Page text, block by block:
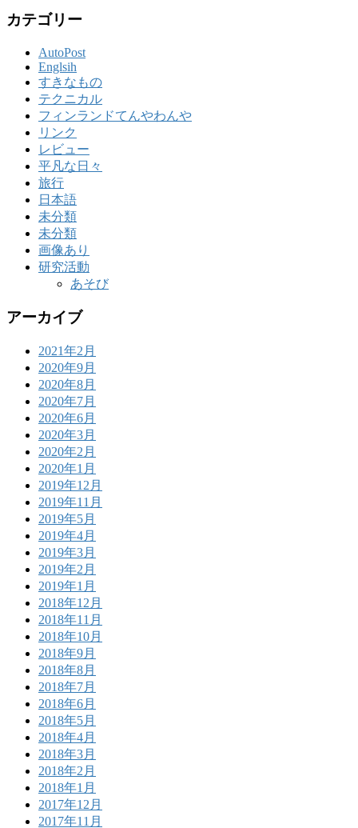
カテゴリー
AutoPost
Englsih
すきなもの
テクニカル
フィンランドてんやわんや
リンク
レビュー
平凡な日々
旅行
日本語
未分類
未分類
画像あり
研究活動
あそび
アーカイブ
2021年2月
2020年9月
2020年8月
2020年7月
2020年6月
2020年3月
2020年2月
2020年1月
2019年12月
2019年11月
2019年5月
2019年4月
2019年3月
2019年2月
2019年1月
2018年12月
2018年11月
2018年10月
2018年9月
2018年8月
2018年7月
2018年6月
2018年5月
2018年4月
2018年3月
2018年2月
2018年1月
2017年12月
2017年11月